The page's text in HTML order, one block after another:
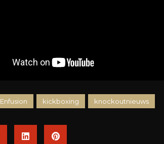
Enfusion kickboxing knockoutnieuws